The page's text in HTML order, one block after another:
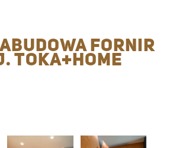
Fornir
Toka+Home